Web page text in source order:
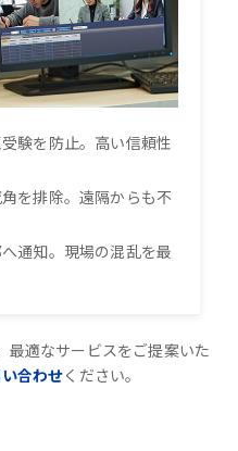
験を防止。高い信頼性
を排除。遠隔からも不
通知。現場の混乱を最
最適なサービスをご提案いた
合わせください。